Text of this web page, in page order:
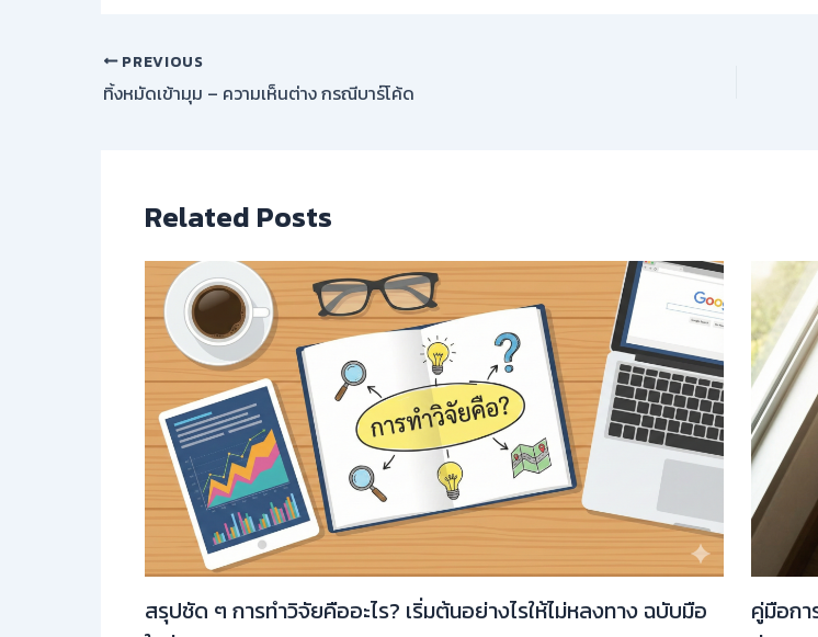
PREVIOUS
ทิ้งหมัดเข้ามุม – ความเห็นต่าง กรณีบาร์โค้ด
Related Posts
สรุปชัด ๆ การทำวิจัยคืออะไร? เริ่มต้นอย่างไรให้ไม่หลงทาง ฉบับมือ
คู่มือกา